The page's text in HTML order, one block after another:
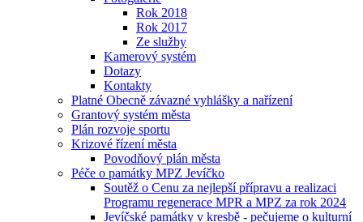
Rok 2018
Rok 2017
Ze služby
Kamerový systém
Dotazy
Kontakty
Platné Obecně závazné vyhlášky a nařízení
Grantový systém města
Plán rozvoje sportu
Krizové řízení města
Povodňový plán města
Péče o památky MPZ Jevíčko
Soutěž o Cenu za nejlepší přípravu a realizaci
Programu regenerace MPR a MPZ za rok 2024
Jevíčské památky v kresbě - pečujeme o kulturní